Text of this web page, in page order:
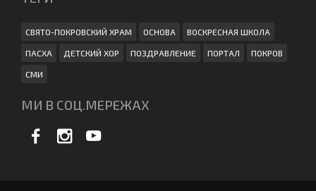
СВЯТО-ПОКРОВСКИЙ ХРАМ ОСНОВА ВОСКРЕСНАЯ ШКОЛА
ПАСХА ДЕТСКИЙ ХОР ПОЗДРАВЛЕНИЕ ПОРТАЛ ПОКРОВ
СМИ
МИ В СОЦ.МЕРЕЖАХ